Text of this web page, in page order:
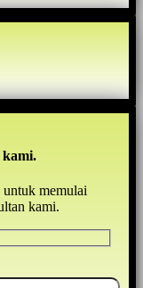
kami.
memulai
kami.